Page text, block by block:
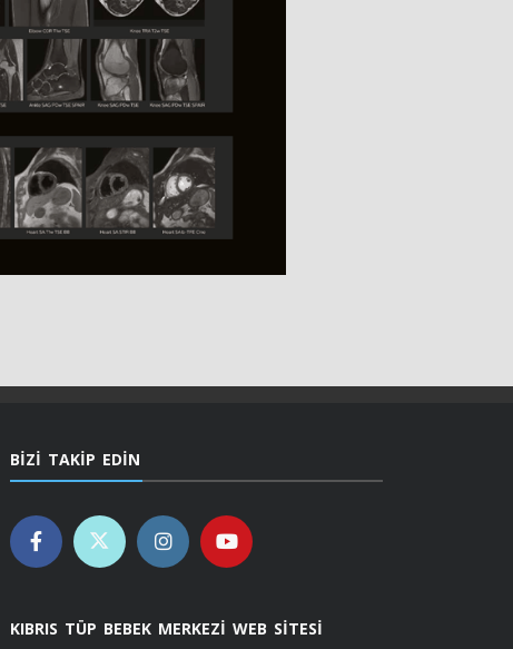
BIZI TAKIP EDIN
KIBRIS TÜP BEBEK MERKEZI WEB SITESI